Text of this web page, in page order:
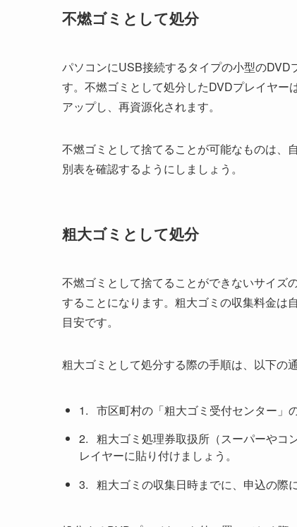
不燃ゴミとして処分
パソコンにUSB接続するタイプの小型の
す。不燃ゴミとして処分したDVDプレイヤー
アップし、再資源化されます。
不燃ゴミとして捨てることが可能なものは、
別表を確認するようにしましょう。
粗大ゴミとして処分
不燃ゴミとして捨てることができないサイズ
することになります。粗大ゴミの収集料金は
目安です。
粗大ゴミとして処分する際の手順は、以下の通
1. 市区町村の「粗大ゴミ受付センター」
2. 粗大ゴミ処理券取扱所（スーパーやコ
レイヤーに貼り付けましょう。
3. 粗大ゴミの収集日時までに、申込の際